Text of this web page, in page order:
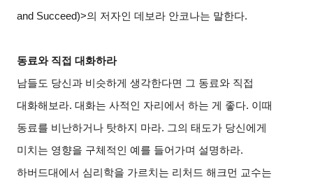
and Succeed)>의 저자인 데보라 안코나는 말한다.
동료와 직접 대화하라
남들도 당신과 비슷하게 생각한다면 그 동료와 직접
대화해보라. 대화는 사적인 자리에서 하는 게 좋다. 이때
동료를 비난하거나 탓하지 마라. 그의 태도가 당신에게
미치는 영향을 구체적인 예를 들어가며 설명하라.
하버드대에서 심리학을 가르치는 리처드 해크먼 교수는